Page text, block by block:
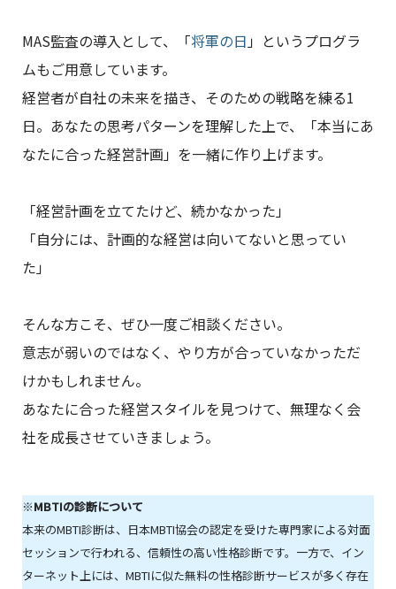
MAS監査の導入として、「将軍の日」というプログラ
ムもご用意しています。
経営者が自社の未来を描き、そのための戦略を練る1
日。あなたの思考パターンを理解した上で、「本当にあ
なたに合った経営計画」を一緒に作り上げます。
「経営計画を立てたけど、続かなかった」
「自分には、計画的な経営は向いてないと思ってい
た」
そんな方こそ、ぜひ一度ご相談ください。
意志が弱いのではなく、やり方が合っていなかっただ
けかもしれません。
あなたに合った経営スタイルを見つけて、無理なく会
社を成長させていきましょう。
※MBTIの診断について
本来のMBTI診断は、日本MBTI協会の認定を受けた専門家による対面
セッションで行われる、信頼性の高い性格診断です。一方で、イン
ターネット上には、MBTIに似た無料の性格診断サービスが多く存在